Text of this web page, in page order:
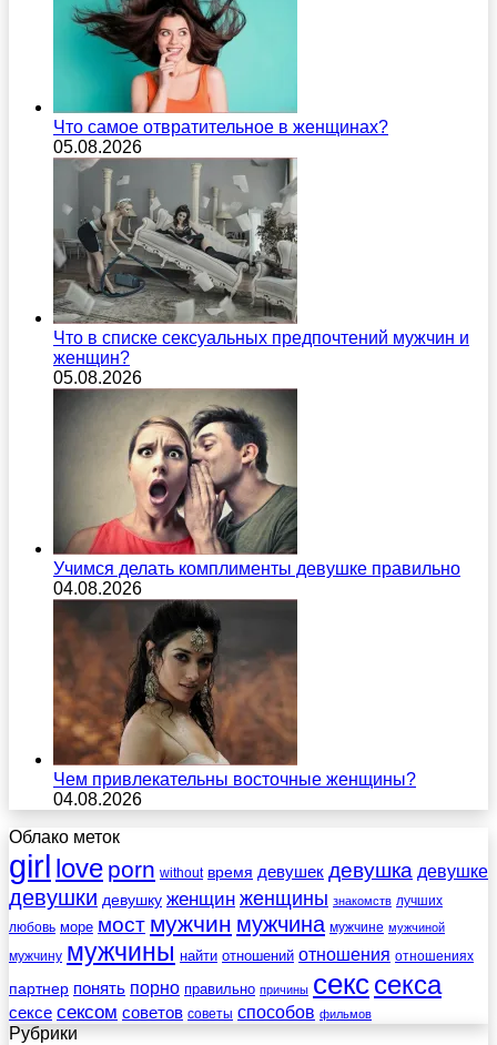
Что самое отвратительное в женщинах?
05.08.2026
Что в списке сексуальных предпочтений мужчин и
женщин?
05.08.2026
Учимся делать комплименты девушке правильно
04.08.2026
Чем привлекательны восточные женщины?
04.08.2026
Облако меток
girl love porn without время девушек девушка девушке
девушки девушку женщин женщины знакомств лучших
любовь море мост мужчин мужчина мужчине мужчиной
мужчину мужчины найти отношений отношения отношениях
партнер понять порно правильно причины секссекса
сексе сексом советов советы способов фильмов
Рубрики